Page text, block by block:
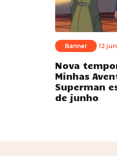
Banner 12
Nova
Minhas
Superman
de junho